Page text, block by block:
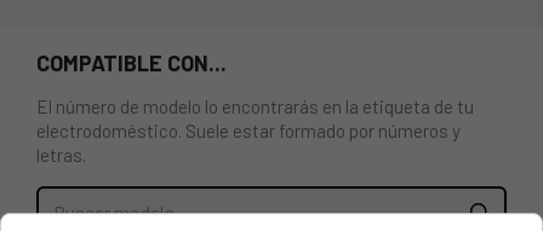
COMPATIBLE CON...
El número de modelo lo encontrarás en la etiqueta de tu
electrodoméstico. Suele estar formado por números y
letras.